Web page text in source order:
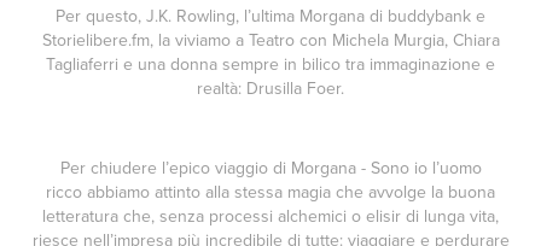
Per questo, J.K. Rowling, l’ultima Morgana di buddybank e
Storielibere.fm, la viviamo a Teatro con Michela Murgia, Chiara
Tagliaferri e una donna sempre in bilico tra immaginazione e
realtà: Drusilla Foer.
Per chiudere l’epico viaggio di Morgana - Sono io l’uomo
ricco abbiamo attinto alla stessa magia che avvolge la buona
letteratura che, senza processi alchemici o elisir di lunga vita,
riesce nell’impresa più incredibile di tutte: viaggiare e perdurare